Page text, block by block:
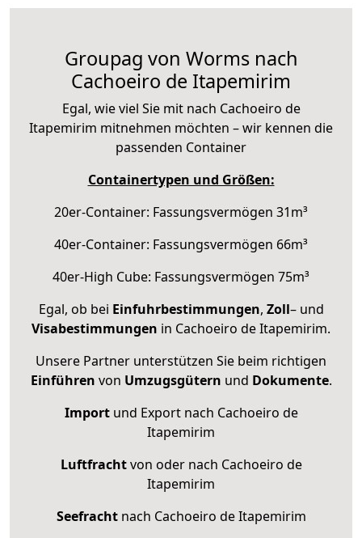
Groupag von Worms nach
Cachoeiro de Itapemirim
Egal, wie viel Sie mit nach Cachoeiro de
Itapemirim mitnehmen möchten – wir kennen die
passenden Container
Containertypen und Größen:
20er-Container: Fassungsvermögen 31m³
40er-Container: Fassungsvermögen 66m³
40er-High Cube: Fassungsvermögen 75m³
Egal, ob bei Einfuhrbestimmungen, Zoll– und
Visabestimmungen in Cachoeiro de Itapemirim.
Unsere Partner unterstützen Sie beim richtigen
Einführen von Umzugsgütern und Dokumente.
Importund Export nach Cachoeiro de
Itapemirim
Luftfrachtvon oder nach Cachoeiro de
Itapemirim
Seefrachtnach Cachoeiro de Itapemirim